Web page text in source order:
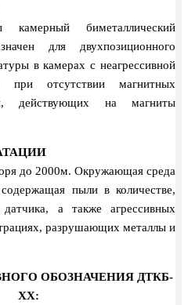
камерный биметаллический
для двухпозиционного
в камерах с неагрессивной
при отсутствии магнитных
действующих на магниты
до 2000м. Окружающая среда
пыли в количестве,
а также агрессивных
разрушающих металлы и
ОБОЗНАЧЕНИЯ ДТКБ-
ХХ: